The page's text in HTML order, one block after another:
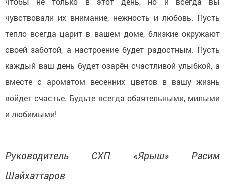
чувствовали их внимание, нежность и любовь. Пусть
тепло всегда царит в вашем доме, близкие окружают
своей заботой, а настроение будет радостным. Пусть
каждый ваш день будет озарён счастливой улыбкой, а
вместе с ароматом весенних цветов в вашу жизнь
войдет счастье. Будьте всегда обаятельными, милыми
и любимыми!
Руководитель СХП «Ярыш» Расим
Шайхаттаров